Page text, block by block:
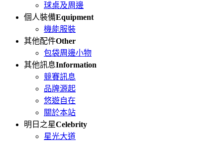
球桌及周邊
個人裝備Equipment
機能服裝
其他配件Other
包袋周邊小物
其他訊息Information
競賽訊息
品牌源起
悠遊自在
關於本站
明日之星Celebrity
星光大道